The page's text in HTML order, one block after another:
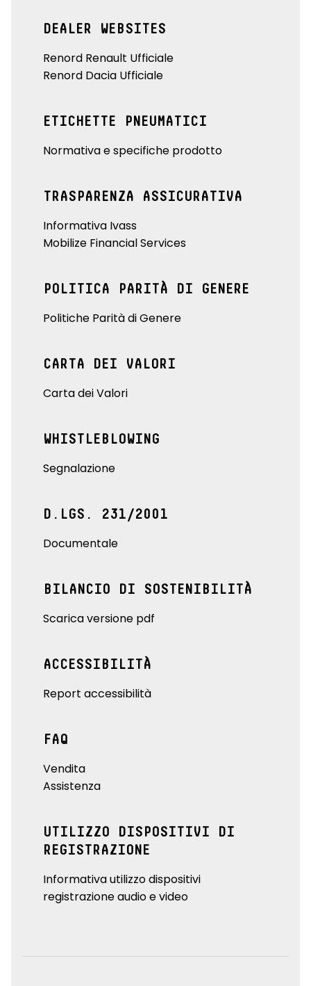
DEALER WEBSITES
Renord Renault Ufficiale
Renord Dacia Ufficiale
ETICHETTE PNEUMATICI
Normativa e specifiche prodotto
TRASPARENZA ASSICURATIVA
Informativa Ivass
Mobilize Financial Services
POLITICA PARITÀ DI GENERE
Politiche Parità di Genere
CARTA DEI VALORI
Carta dei Valori
WHISTLEBLOWING
Segnalazione
D.LGS. 231/2001
Documentale
BILANCIO DI SOSTENIBILITÀ
Scarica versione pdf
ACCESSIBILITÀ
Report accessibilità
FAQ
Vendita
Assistenza
UTILIZZO DISPOSITIVI DI
REGISTRAZIONE
Informativa utilizzo dispositivi
registrazione audio e video